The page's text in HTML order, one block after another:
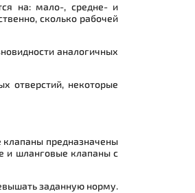
на: мало-, средне- и
сколько рабочей
аналогичных
отверстий, некоторые
клапаны предназначены
и шланговые клапаны с
заданную норму.